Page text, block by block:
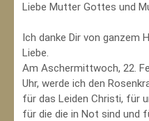
Liebe Mutter Gottes und
Ich danke Dir von ganzem
Liebe.
Am Aschermittwoch, 22.
Uhr, werde ich den
für das Leiden Christi, für
für die die in Not sind und